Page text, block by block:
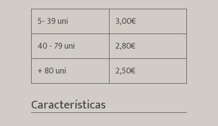
5- 39 uni
3,00€
40 - 79 uni
2,80€
+ 80 uni
2,50€
Características